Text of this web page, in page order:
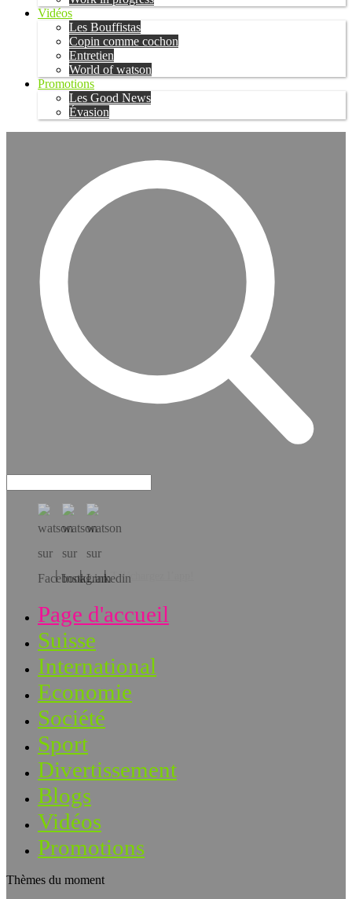
Vidéos
Les Bouffistas
Copin comme cochon
Entretien
World of watson
Promotions
Les Good News
Évasion
Téléchargez l’app!
Page d'accueil
Suisse
International
Economie
Société
Sport
Divertissement
Blogs
Vidéos
Promotions
Thèmes du moment